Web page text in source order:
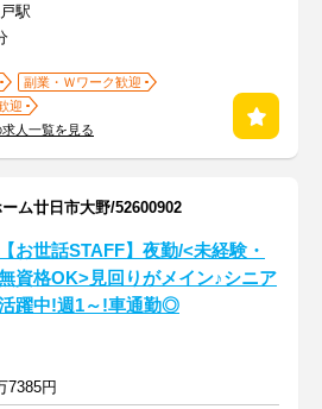
駅
副業・Ｗワーク歓迎
迎
人一覧を見る
ム廿日市大野/52600902
【お世話STAFF】夜勤/<未経験・
資格OK>見回りがメイン♪シニア
躍中!週1～!車通勤◎
7385円